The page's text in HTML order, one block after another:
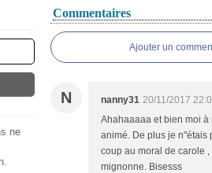
ne
Commentaires
Ajouter un
N nanny31 20/11/2017
Ahahaaaaa et bien moi
animé. De plus je n"étais
coup au moral de carole
mignonne. Bisesss